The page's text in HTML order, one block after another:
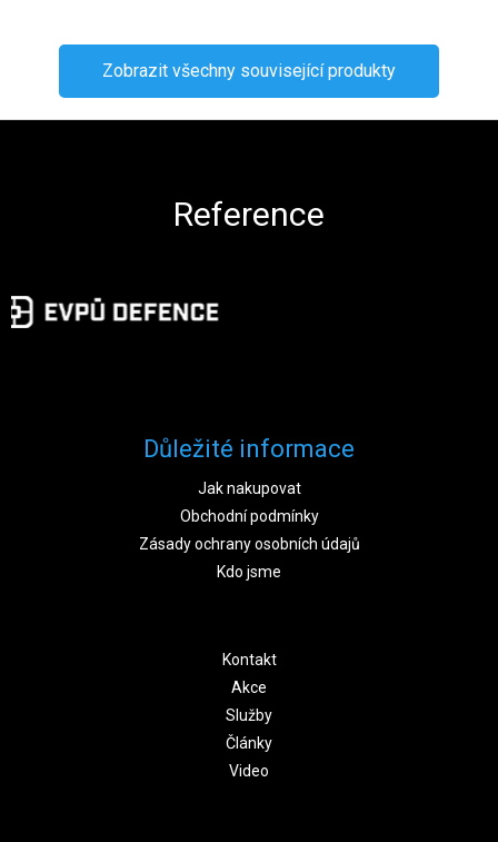
Zobrazit všechny související produkty
Reference
Důležité informace
Jak nakupovat
Obchodní podmínky
Zásady ochrany osobních údajů
Kdo jsme
Kontakt
Akce
Služby
Články
Video